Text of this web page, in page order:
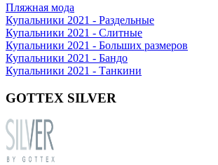
Пляжная мода
Купальники 2021 - Раздельные
Купальники 2021 - Слитные
Купальники 2021 - Больших размеров
Купальники 2021 - Бандо
Купальники 2021 - Танкини
GOTTEX SILVER